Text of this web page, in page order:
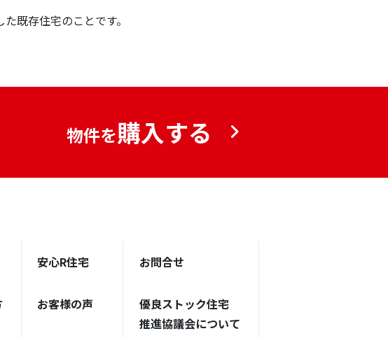
既存住宅のことです。
物件を購入する
安心R住宅
お客様の声
お問合せ
優良ストック住宅
推進協議会について